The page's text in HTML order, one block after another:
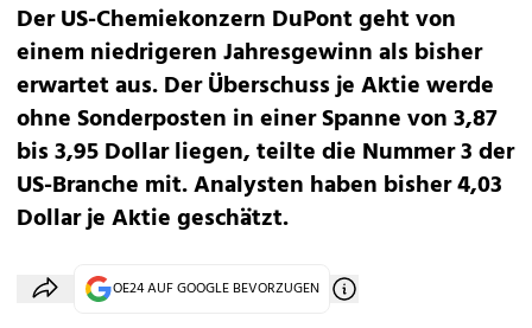
Der US-Chemiekonzern DuPont geht von
einem niedrigeren Jahresgewinn als bisher
erwartet aus. Der Überschuss je Aktie werde
ohne Sonderposten in einer Spanne von 3,87
bis 3,95 Dollar liegen, teilte die Nummer 3 der
US-Branche mit. Analysten haben bisher 4,03
Dollar je Aktie geschätzt.
OE24 AUF GOOGLE BEVORZUGEN